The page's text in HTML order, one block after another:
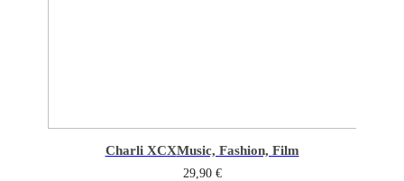
Charli XCXMusic, Fashion, Film
29,90 €